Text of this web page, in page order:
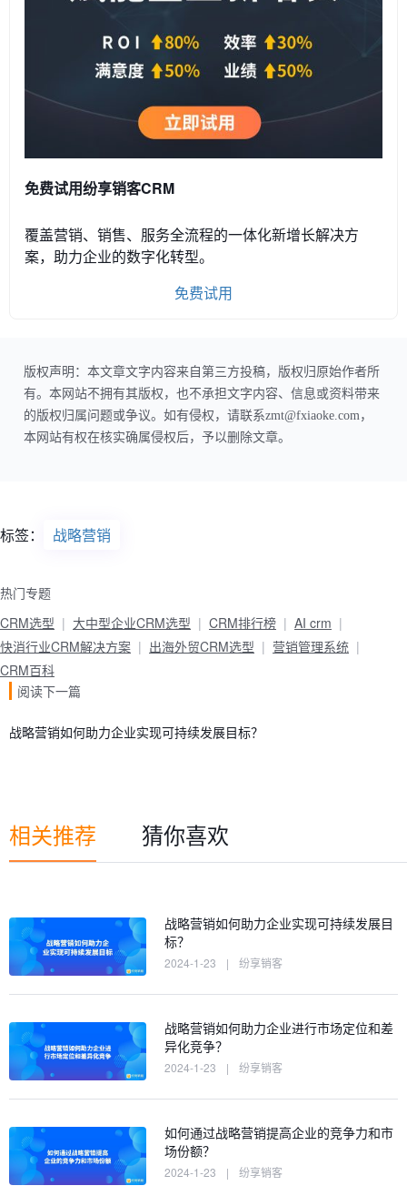
免费试用纷享销客CRM
覆盖营销、销售、服务全流程的一体化新增长解决方
案，助力企业的数字化转型。
免费试用
版权声明：本文章文字内容来自第三方投稿，版权归原始作者所
有。本网站不拥有其版权，也不承担文字内容、信息或资料带来
的版权归属问题或争议。如有侵权，请联系zmt@fxiaoke.com，
本网站有权在核实确属侵权后，予以删除文章。
标签： 战略营销
热门专题
CRM选型
大中型企业CRM选型 CRM排行榜
AI crm
快消行业CRM解决方案
出海外贸CRM选型
营销管理系统
CRM百科
阅读下一篇
战略营销如何助力企业实现可持续发展目标？
相关推荐 猜你喜欢
战略营销如何助力企业实现可持续发展目
标？
2024-1-23 | 纷享销客
战略营销如何助力企业进行市场定位和差
异化竞争？
2024-1-23 | 纷享销客
如何通过战略营销提高企业的竞争力和市
场份额？
2024-1-23 | 纷享销客